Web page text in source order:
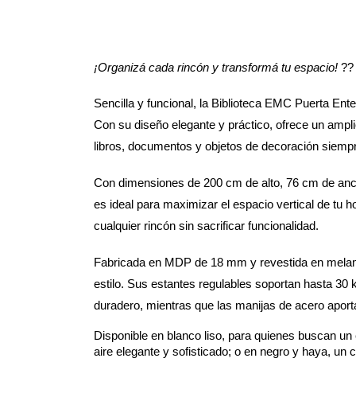
¡Organizá cada rincón y transformá tu espacio! ??
Sencilla y funcional, la Biblioteca EMC Puerta
Con su diseño elegante y práctico, ofrece un
libros, documentos y objetos de decoración
Con dimensiones de 200 cm de alto, 76 cm de
es ideal para maximizar el espacio vertical de tu
cualquier rincón sin sacrificar funcionalidad.
Fabricada en MDP de 18 mm y revestida en
estilo. Sus estantes regulables soportan hasta
duradero, mientras que las manijas de acero
Disponible en blanco liso, para quienes buscan
aire elegante y sofisticado; o en negro y haya, un